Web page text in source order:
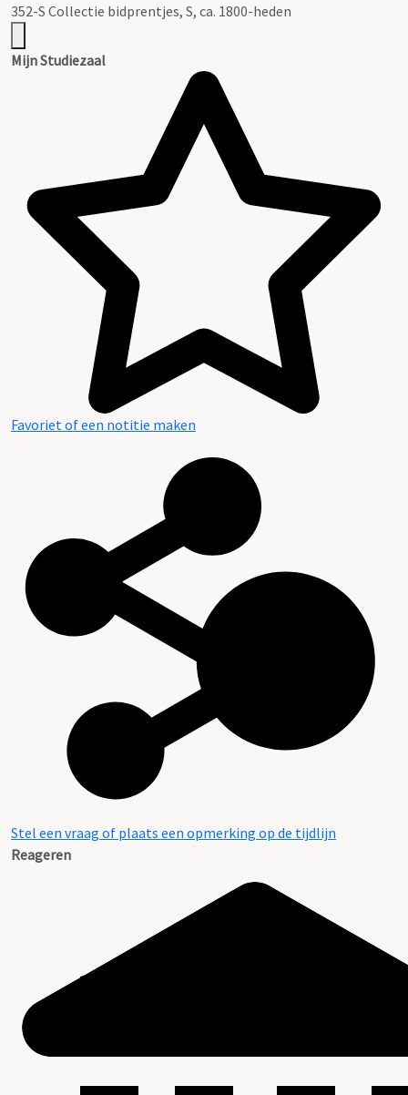
352-S Collectie bidprentjes, S, ca. 1800-heden
Mijn Studiezaal
Favoriet of een notitie maken
Stel een vraag of plaats een opmerking op de tijdlijn
Reageren